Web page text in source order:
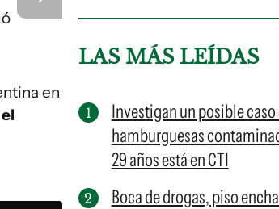
en
el
LAS MÁS LEÍDAS
Investigan un posible
hamburguesas
29 años está en CTI
Boca de drogas, piso